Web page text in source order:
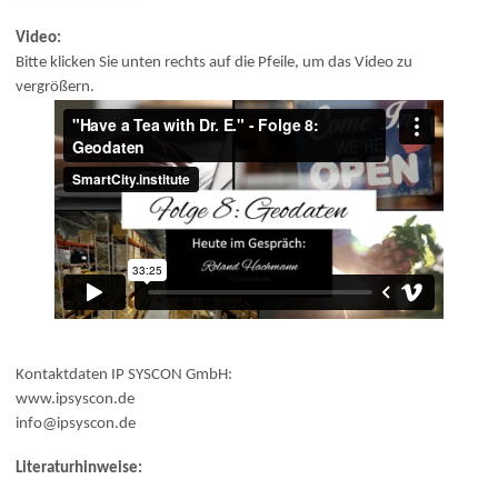
Video:
Bitte klicken Sie unten rechts auf die Pfeile, um das Video zu
vergrößern.
Kontaktdaten IP SYSCON GmbH:
www.ipsyscon.de
info@ipsyscon.de
Literaturhinweise: